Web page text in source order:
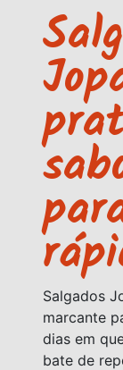
Salgados
marcante
dias em
bate de